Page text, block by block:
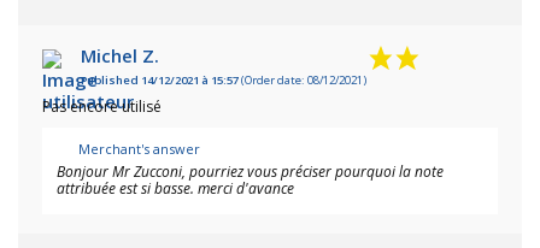
Michel Z.
Published 14/12/2021 à 15:57(Order date: 08/12/2021)
Pas encore utilisé
Merchant's answer
Bonjour Mr Zucconi, pourriez vous préciser pourquoi la note
attribuée est si basse. merci d'avance